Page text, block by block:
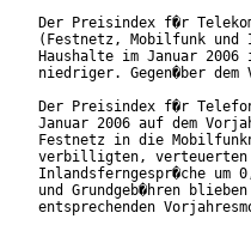
Der Preisindex f�r
(Festnetz, Mobilfunk
Haushalte im Januar 2006
niedriger. Gegen�ber
Der Preisindex f�r
Januar 2006 auf dem
Festnetz in die
verbilligten, verteuerten
Inlandsferngespr�che um
und Grundgeb�hren
entsprechenden